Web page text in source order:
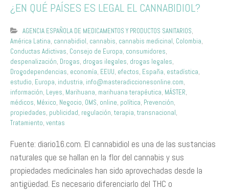
¿EN QUÉ PAÍSES ES LEGAL EL CANNABIDIOL?
AGENCIA ESPAÑOLA DE MEDICAMENTOS Y PRODUCTOS SANITARIOS,
América Latina, cannabidiol, cannabis, cannabis medicinal, Colombia,
Conductas Adictivas, Consejo de Europa, consumidores,
despenalización, Drogas, drogas ilegales, drogas legales,
Drogodependencias, economía, EEUU, efectos, España, estadística,
estudio, Europa, industria, info@masteradiccionesonline.com,
información, Leyes, Marihuana, marihuana terapéutica, MÁSTER,
médicos, México, Negocio, OMS, online, política, Prevención,
propiedades, publicidad, regulación, terapia, transnacional,
Tratamiento, ventas
Fuente: diario16.com. El cannabidiol es una de las sustancias
naturales que se hallan en la flor del cannabis y sus
propiedades medicinales han sido aprovechadas desde la
antigüedad. Es necesario diferenciarlo del THC o